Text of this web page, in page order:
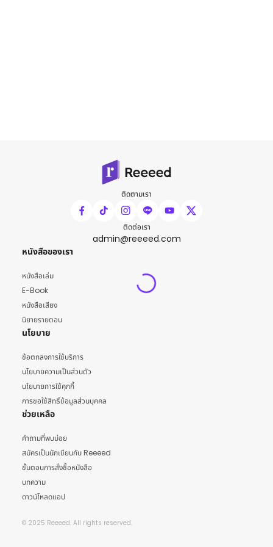
ติดตามเรา
ติดต่อเรา
admin@reeeed.com
หนังสือของเรา
หนังสือเล่ม
E-Book
หนังสือเสียง
นิยายรายตอน
นโยบาย
ข้อตกลงการใช้บริการ
นโยบายความเป็นส่วนตัว
นโยบายการใช้คุกกี้
การขอใช้สิทธิ์ข้อมูลส่วนบุคคล
ช่วยเหลือ
คำถามที่พบบ่อย
สมัครเป็นนักเขียนกับ Reeeed
ขั้นตอนการสั่งซื้อหนังสือ
บทความ
ดาวน์โหลดแอป
© 2025 Reeeed. All rights reserved.